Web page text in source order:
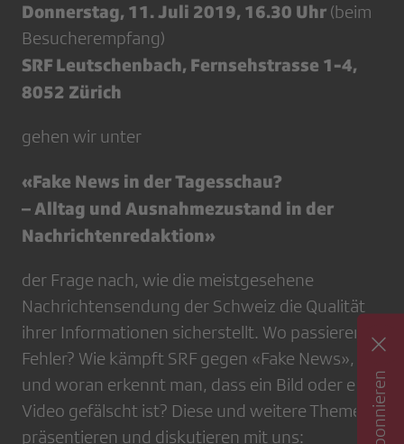
Donnerstag, 11. Juli 2019, 16.30 Uhr (beim
Besucherempfang)
SRF Leutschenbach, Fernsehstrasse 1-4,
8052 Zürich
gehen wir unter
«Fake News in der Tagesschau?
– Alltag und Ausnahmezustand in der
Nachrichtenredaktion»
der Frage nach, wie die meistgesehene
Nachrichtensendung der Schweiz die Qualität
ihrer Informationen sicherstellt. Wo passieren
Fehler? Wie kämpft SRF gegen «Fake News»,
und woran erkennt man, dass ein Bild oder ein
Video gefälscht ist? Diese und weitere Themen
präsentieren und diskutieren mit uns: